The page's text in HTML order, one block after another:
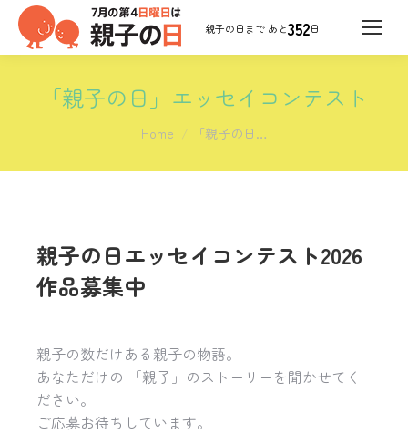
352日
「親子の日」エッセイコンテスト
You are here:
Home 「親子の日…
親子の日エッセイコンテスト2026
作品募集中
親子の数だけある親子の物語。
あなただけの 「親子」のストーリーを聞かせてく
ださい。
ご応募お待ちしています。